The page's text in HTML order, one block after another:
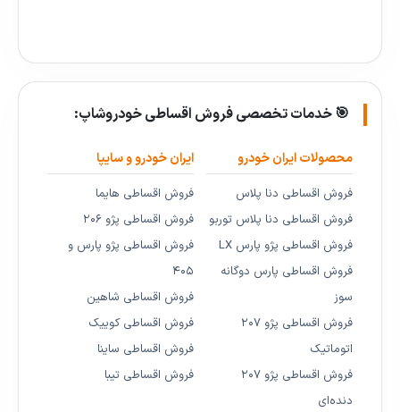
🎯 خدمات تخصصی فروش اقساطی خودروشاپ:
محصولات ایران خودرو
فروش اقساطی دنا پلاس
فروش اقساطی دنا پلاس توربو
فروش اقساطی پژو پارس LX
فروش اقساطی پارس دوگانه
سوز
فروش اقساطی پژو ۲۰۷
اتوماتیک
فروش اقساطی پژو ۲۰۷
دنده‌ای
ایران خودرو و سایپا
فروش اقساطی هایما
فروش اقساطی پژو ۲۰۶
فروش اقساطی پژو پارس و
۴۰۵
فروش اقساطی شاهین
فروش اقساطی کوییک
فروش اقساطی ساینا
فروش اقساطی تیبا